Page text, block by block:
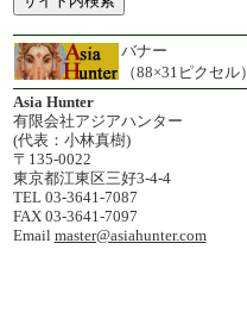
バナー
（88×31ピクセル）
Asia Hunter
有限会社アジアハンター
(代表：小林真樹)
〒135-0022
東京都江東区三好3-4-4
TEL 03-3641-7087
FAX 03-3641-7097
Email master@asiahunter.com